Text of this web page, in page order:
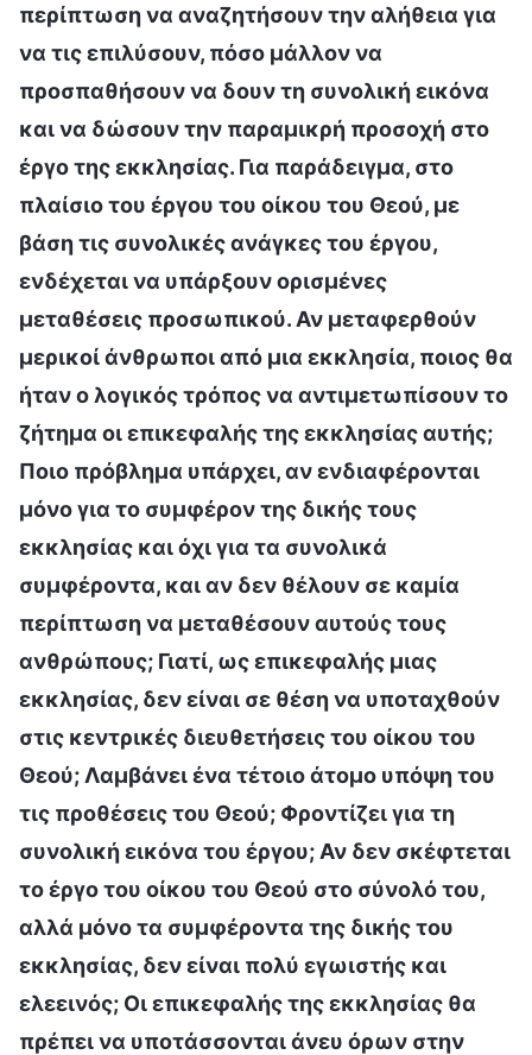
περίπτωση να αναζητήσουν την αλήθεια για
να τις επιλύσουν, πόσο μάλλον να
προσπαθήσουν να δουν τη συνολική εικόνα
και να δώσουν την παραμικρή προσοχή στο
έργο της εκκλησίας. Για παράδειγμα, στο
πλαίσιο του έργου του οίκου του Θεού, με
βάση τις συνολικές ανάγκες του έργου,
ενδέχεται να υπάρξουν ορισμένες
μεταθέσεις προσωπικού. Αν μεταφερθούν
μερικοί άνθρωποι από μια εκκλησία, ποιος θα
ήταν ο λογικός τρόπος να αντιμετωπίσουν το
ζήτημα οι επικεφαλής της εκκλησίας αυτής;
Ποιο πρόβλημα υπάρχει, αν ενδιαφέρονται
μόνο για το συμφέρον της δικής τους
εκκλησίας και όχι για τα συνολικά
συμφέροντα, και αν δεν θέλουν σε καμία
περίπτωση να μεταθέσουν αυτούς τους
ανθρώπους; Γιατί, ως επικεφαλής μιας
εκκλησίας, δεν είναι σε θέση να υποταχθούν
στις κεντρικές διευθετήσεις του οίκου του
Θεού; Λαμβάνει ένα τέτοιο άτομο υπόψη του
τις προθέσεις του Θεού; Φροντίζει για τη
συνολική εικόνα του έργου; Αν δεν σκέφτεται
το έργο του οίκου του Θεού στο σύνολό του,
αλλά μόνο τα συμφέροντα της δικής του
εκκλησίας, δεν είναι πολύ εγωιστής και
ελεεινός; Οι επικεφαλής της εκκλησίας θα
πρέπει να υποτάσσονται άνευ όρων στην